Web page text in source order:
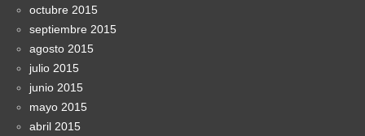
octubre 2015
septiembre 2015
agosto 2015
julio 2015
junio 2015
mayo 2015
abril 2015